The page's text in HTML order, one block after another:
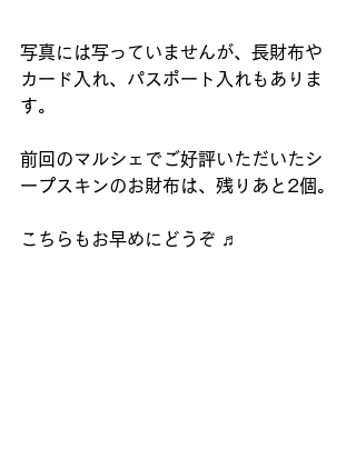
写真には写っていませんが、長財布や
カード入れ、パスポート入れもありま
す。
前回のマルシェでご好評いただいたシ
ープスキンのお財布は、残りあと2個。
こちらもお早めにどうぞ ♬